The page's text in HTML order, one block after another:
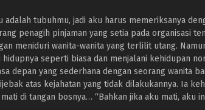
adalah tubuhmu, jadi aku harus memeriksanya
penagih pinjaman yang setia pada organisasi
meniduri wanita-wanita yang terlilit utang.
seperti biasa dan menjalani kehidupan
depan yang sederhana dengan seorang wanita
atas kejahatan yang tidak dilakukannya. Ia
di tangan bosnya… “Bahkan jika aku mati, aku